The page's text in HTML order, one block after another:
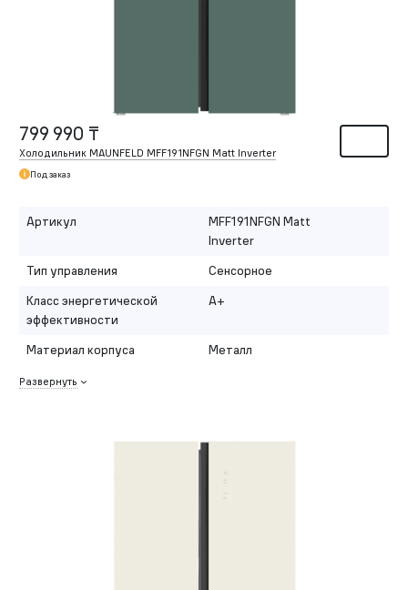
799 990 ₸
Холодильник MAUNFELD MFF191NFGN Matt Inverter
Под заказ
Артикул
MFF191NFGN Matt
Inverter
Тип управления
Сенсорное
Класс энергетической
эффективности
A+
Материал корпуса Металл
Развернуть